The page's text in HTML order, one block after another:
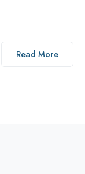
Read More